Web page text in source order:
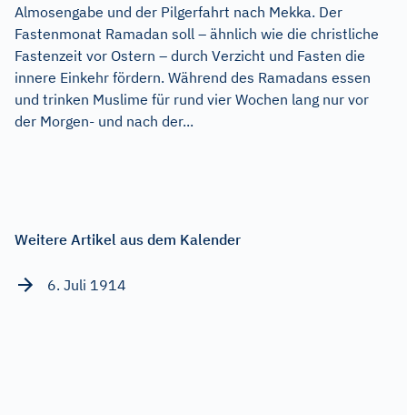
Almosengabe und der Pilgerfahrt nach Mekka. Der
Fastenmonat Ramadan soll – ähnlich wie die christliche
Fastenzeit vor Ostern – durch Verzicht und Fasten die
innere Einkehr fördern. Während des Ramadans essen
und trinken Muslime für rund vier Wochen lang nur vor
der Morgen- und nach der...
Weitere Artikel aus dem Kalender
6. Juli 1914